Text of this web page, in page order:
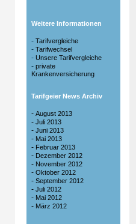
Weitere Informationen
- Tarifvergleiche
- Tarifwechsel
- Unsere Tarifvergleiche
- private
Krankenversicherung
Tarifgeier News Archiv
- August 2013
- Juli 2013
- Juni 2013
- Mai 2013
- Februar 2013
- Dezember 2012
- November 2012
- Oktober 2012
- September 2012
- Juli 2012
- Mai 2012
- März 2012